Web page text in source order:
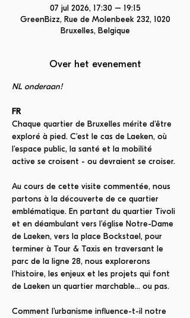
07 jul 2026, 17:30 – 19:15
GreenBizz, Rue de Molenbeek 232, 1020
Bruxelles, Belgique
Over het evenement
NL onderaan!
FR
Chaque quartier de Bruxelles mérite d’être
exploré à pied. C’est le cas de Laeken, où
l’espace public, la santé et la mobilité
active se croisent - ou devraient se croiser.
Au cours de cette visite commentée, nous
partons à la découverte de ce quartier
emblématique. En partant du quartier Tivoli
et en déambulant vers l’église Notre-Dame
de Laeken, vers la place Bockstael, pour
terminer à Tour & Taxis en traversant le
parc de la ligne 28, nous explorerons
l’histoire, les enjeux et les projets qui font
de Laeken un quartier marchable… ou pas.
Comment l’urbanisme influence-t-il notre